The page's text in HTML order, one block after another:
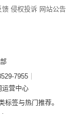
馈 侵权投诉 网站公告
7955
运营中心
签与热门推荐。